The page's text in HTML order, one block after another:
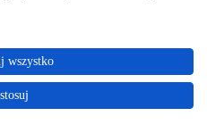
wszystko